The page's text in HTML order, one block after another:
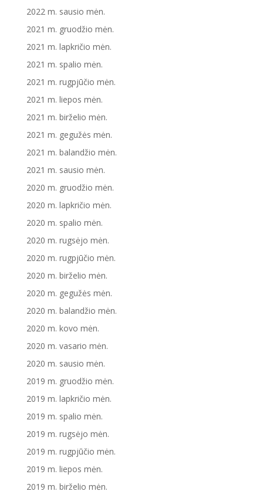
2022 m. sausio mėn.
2021 m. gruodžio mėn.
2021 m. lapkričio mėn.
2021 m. spalio mėn.
2021 m. rugpjūčio mėn.
2021 m. liepos mėn.
2021 m. birželio mėn.
2021 m. gegužės mėn.
2021 m. balandžio mėn.
2021 m. sausio mėn.
2020 m. gruodžio mėn.
2020 m. lapkričio mėn.
2020 m. spalio mėn.
2020 m. rugsėjo mėn.
2020 m. rugpjūčio mėn.
2020 m. birželio mėn.
2020 m. gegužės mėn.
2020 m. balandžio mėn.
2020 m. kovo mėn.
2020 m. vasario mėn.
2020 m. sausio mėn.
2019 m. gruodžio mėn.
2019 m. lapkričio mėn.
2019 m. spalio mėn.
2019 m. rugsėjo mėn.
2019 m. rugpjūčio mėn.
2019 m. liepos mėn.
2019 m. birželio mėn.